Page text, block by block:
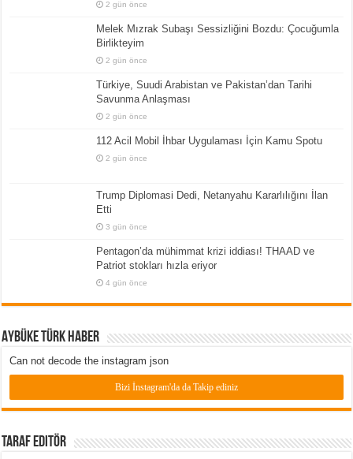
2 gün önce
Melek Mızrak Subaşı Sessizliğini Bozdu: Çocuğumla
Birlikteyim
2 gün önce
Türkiye, Suudi Arabistan ve Pakistan’dan Tarihi
Savunma Anlaşması
2 gün önce
112 Acil Mobil İhbar Uygulaması İçin Kamu Spotu
2 gün önce
Trump Diplomasi Dedi, Netanyahu Kararlılığını İlan
Etti
3 gün önce
Pentagon’da mühimmat krizi iddiası! THAAD ve
Patriot stokları hızla eriyor
4 gün önce
Aybüke Türk Haber
Can not decode the instagram json
Bizi İnstagram'da da Takip ediniz
Taraf Editör